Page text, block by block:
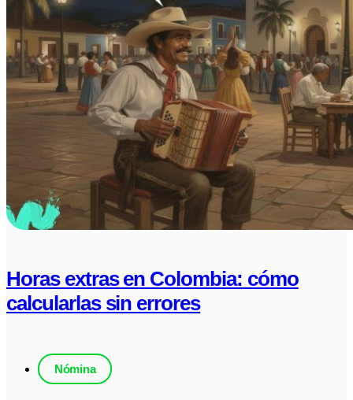
Horas extras en Colombia: cómo
calcularlas sin errores
Nómina